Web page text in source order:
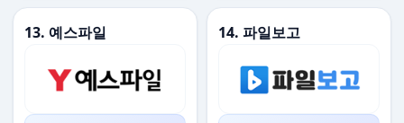
13. 예스파일 14. 파일보고